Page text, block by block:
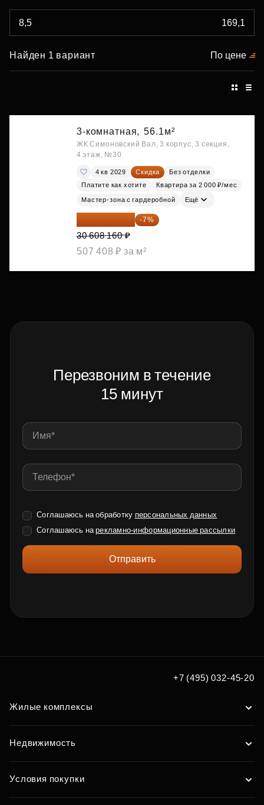
Найден 1 вариант По цене
3-комнатная, 56.1м²
ЖК Симоновский Вал, 3 корпус, 3 секция,
4 этаж, №30
4 кв 2029 Скидка
Без отделки
Платите как хотите
Квартира за 2 000 ₽/мес
Мастер-зона с гардеробной Ещё
28 465 589 ₽ -7%
30 608 160 ₽
507 408 ₽ за м²
Перезвоним в течение
15 минут
Соглашаюсь на обработку персональных данных
Соглашаюсь нарекламно-информационные рассылки
Отправить
+7 (495) 032-45-20
Жилые комплексы
Недвижимость
Условия покупки